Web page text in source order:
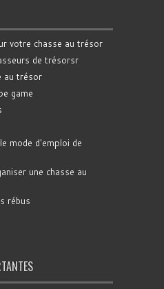
votre chasse au trésor
de trésorsr
au trésor
game
mode d'emploi de
une chasse au
rébus